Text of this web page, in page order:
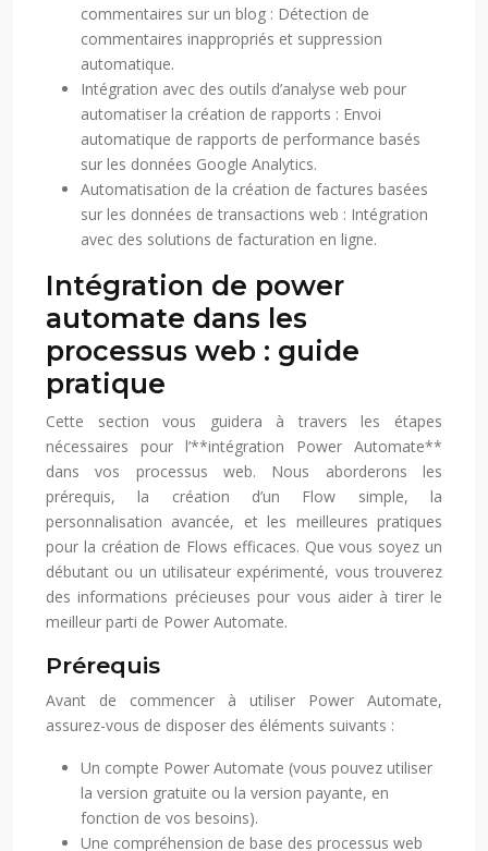
commentaires sur un blog : Détection de
commentaires inappropriés et suppression
automatique.
Intégration avec des outils d’analyse web pour
automatiser la création de rapports : Envoi
automatique de rapports de performance basés
sur les données Google Analytics.
Automatisation de la création de factures basées
sur les données de transactions web : Intégration
avec des solutions de facturation en ligne.
Intégration de power
automate dans les
processus web : guide
pratique
Cette section vous guidera à travers les étapes
nécessaires pour l’**intégration Power Automate**
dans vos processus web. Nous aborderons les
prérequis, la création d’un Flow simple, la
personnalisation avancée, et les meilleures pratiques
pour la création de Flows efficaces. Que vous soyez un
débutant ou un utilisateur expérimenté, vous trouverez
des informations précieuses pour vous aider à tirer le
meilleur parti de Power Automate.
Prérequis
Avant de commencer à utiliser Power Automate,
assurez-vous de disposer des éléments suivants :
Un compte Power Automate (vous pouvez utiliser
la version gratuite ou la version payante, en
fonction de vos besoins).
Une compréhension de base des processus web